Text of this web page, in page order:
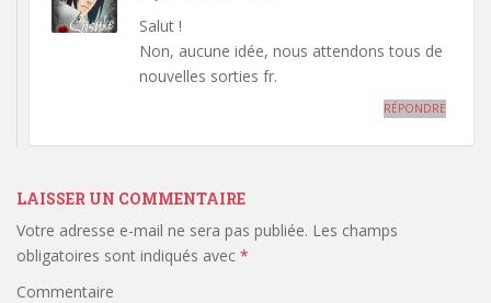
Salut !
Non, aucune idée, nous attendons tous de
nouvelles sorties fr.
RÉPONDRE
LAISSER UN COMMENTAIRE
Votre adresse e-mail ne sera pas publiée. Les champs
obligatoires sont indiqués avec *
Commentaire